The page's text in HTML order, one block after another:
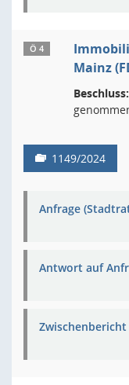
Ö 4
Mainz
Beschluss:
1149/2024
Anfrage
Antwort auf
Zwischenbericht